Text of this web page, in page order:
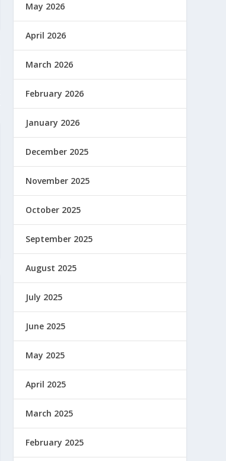
May 2026
April 2026
March 2026
February 2026
January 2026
December 2025
November 2025
October 2025
September 2025
August 2025
July 2025
June 2025
May 2025
April 2025
March 2025
February 2025